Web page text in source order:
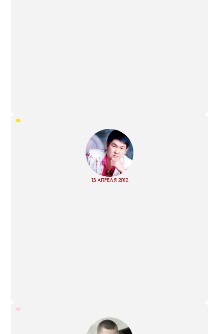
“
13 АПРЕЛЯ 2012
Read